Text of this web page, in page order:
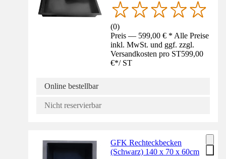
(0)
Preis — 599,00 € * Alle Preise
inkl. MwSt. und ggf. zzgl.
Versandkosten pro ST599,00
€*/ ST
Online bestellbar
Nicht reservierbar
GFK Rechteckbecken
(Schwarz) 140 x 70 x 60cm